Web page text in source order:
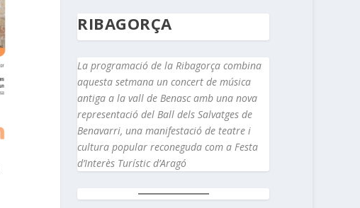
RIBAGORÇA
La programació de la Ribagorça combina
aquesta setmana un concert de música
antiga a la vall de Benasc amb una nova
representació del Ball dels Salvatges de
Benavarri, una manifestació de teatre i
cultura popular reconeguda com a Festa
d’Interès Turístic d’Aragó